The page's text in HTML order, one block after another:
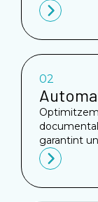
02
garantint